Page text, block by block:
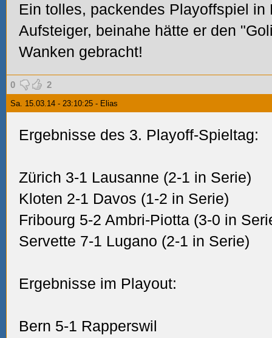
Ein tolles, packendes Playoffspiel in
Aufsteiger, beinahe hätte er den
Wanken gebracht!
0 2
Sa. 15.03.14 - 23:10:25 - Elias
Ergebnisse des 3. Playoff-Spieltag:
Zürich 3-1 Lausanne (2-1 in Serie)
Kloten 2-1 Davos (1-2 in Serie)
Fribourg 5-2 Ambri-Piotta (3-0 in
Servette 7-1 Lugano (2-1 in Serie)
Ergebnisse im Playout:
Bern 5-1 Rapperswil